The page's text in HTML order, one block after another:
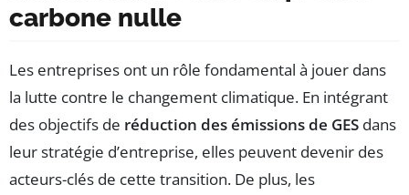
carbone nulle
Les entreprises ont un rôle fondamental à jouer dans
la lutte contre le changement climatique. En intégrant
des objectifs de réduction des émissions de GES dans
leur stratégie d’entreprise, elles peuvent devenir des
acteurs-clés de cette transition. De plus, les